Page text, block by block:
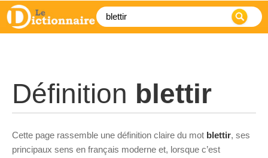
Définition blettir
Cette page rassemble une définition claire du mot blettir, ses
principaux sens en français moderne et, lorsque c’est